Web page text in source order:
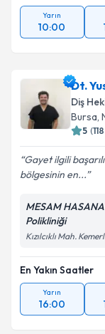
Yarın
10:00
Dt.
Diş
Bursa,
5 (118
Gayet ilgili
bölgesinin en...
MESAM
Polikliniği
Kızılcıklı Mah.
En Yakın Saatler
Yarın
16:00